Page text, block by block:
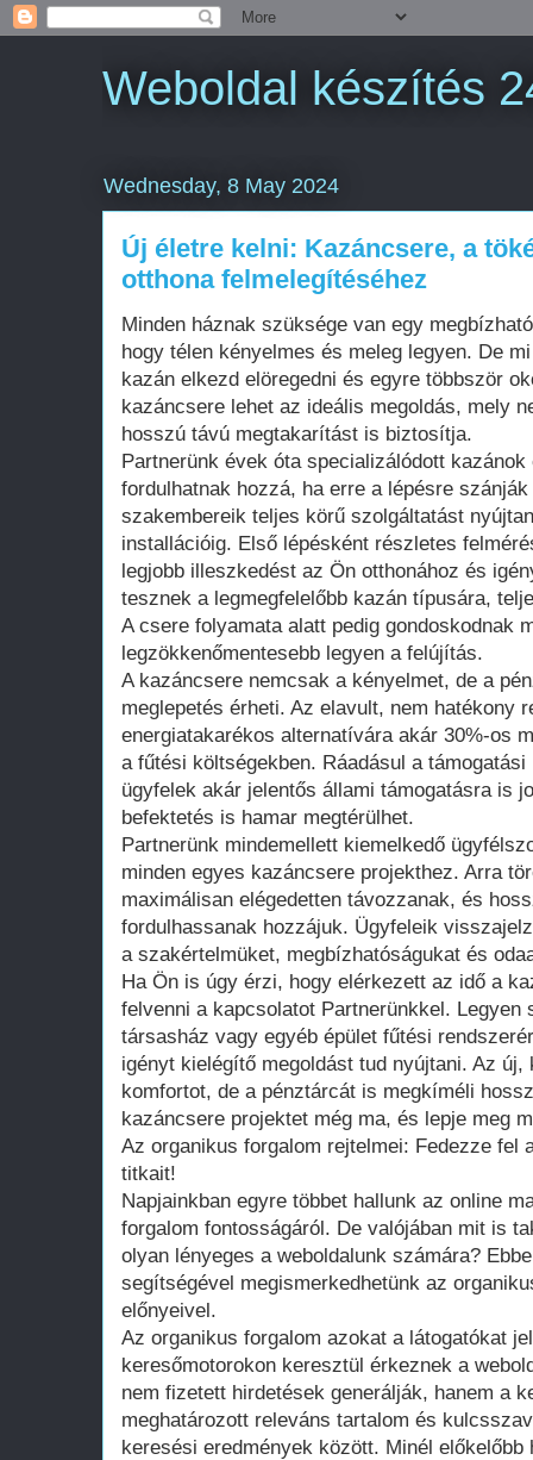
Weboldal készítés
Wednesday, 8 May 2024
Új életre kelni: Kazáncsere, a
otthona felmelegítéséhez
Minden háznak szüksége van egy
hogy télen kényelmes és meleg legyen. De
kazán elkezd elöregedni és egyre többször
kazáncsere lehet az ideális megoldás, mely
hosszú távú megtakarítást is biztosítja.
Partnerünk évek óta specializálódott
fordulhatnak hozzá, ha erre a lépésre
szakembereik teljes körű szolgáltatást
installációig. Első lépésként részletes
legjobb illeszkedést az Ön otthonához és
tesznek a legmegfelelőbb kazán típusára,
A csere folyamata alatt pedig gondoskodnak
legzökkenőmentesebb legyen a felújítás.
A kazáncsere nemcsak a kényelmet, de a
meglepetés érheti. Az elavult, nem hatékony
energiatakarékos alternatívára akár 30%-os
a fűtési költségekben. Ráadásul a
ügyfelek akár jelentős állami támogatásra is
befektetés is hamar megtérülhet.
Partnerünk mindemellett kiemelkedő
minden egyes kazáncsere projekthez. Arra
maximálisan elégedetten távozzanak, és
fordulhassanak hozzájuk. Ügyfeleik
a szakértelmüket, megbízhatóságukat és
Ha Ön is úgy érzi, hogy elérkezett az idő a
felvenni a kapcsolatot Partnerünkkel. Legyen
társasház vagy egyéb épület fűtési
igényt kielégítő megoldást tud nyújtani. Az
komfortot, de a pénztárcát is megkíméli
kazáncsere projektet még ma, és lepje meg
Az organikus forgalom rejtelmei: Fedezze fel
titkait!
Napjainkban egyre többet hallunk az online
forgalom fontosságáról. De valójában mit is
olyan lényeges a weboldalunk számára?
segítségével megismerkedhetünk az
előnyeivel.
Az organikus forgalom azokat a látogatókat
keresőmotorokon keresztül érkeznek a
nem fizetett hirdetések generálják, hanem a
meghatározott releváns tartalom és
keresési eredmények között. Minél